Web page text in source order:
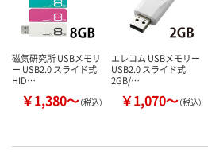
磁気研究所 USBメモリ
ー USB2.0 スライド式
HID…
￥1,380～（税込）
エレコム USBメモリー
USB2.0 スライド式
2GB/…
￥1,070～（税込）